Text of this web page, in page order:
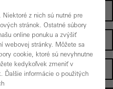
zákazníci
Niektoré z nich sú nutné pre
stránok. Ostatné súbory
online ponuku a zvýšiť
webovej stránky. Môžete sa
cookie, ktoré sú nevyhnutne
kedykoľvek zmeniť v
Ďalšie informácie o použitých